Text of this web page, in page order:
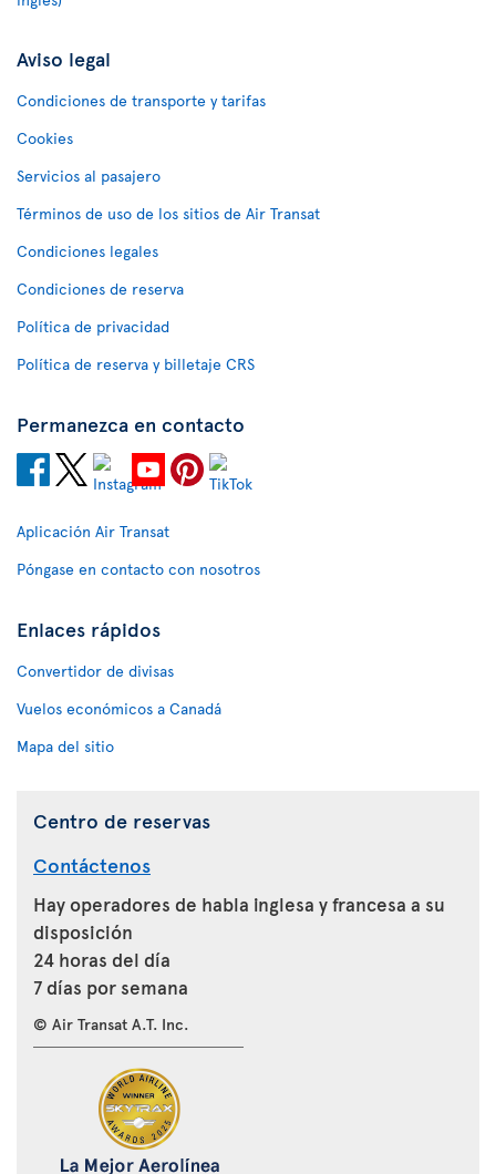
Aviso legal
Condiciones de transporte y tarifas
Cookies
Servicios al pasajero
Términos de uso de los sitios de Air Transat
Condiciones legales
Condiciones de reserva
Política de privacidad
Política de reserva y billetaje CRS
Permanezca en contacto
Aplicación Air Transat
Póngase en contacto con nosotros
Enlaces rápidos
Convertidor de divisas
Vuelos económicos a Canadá
Mapa del sitio
Centro de reservas
Contáctenos
Hay operadores de habla inglesa y francesa a su
disposición
24 horas del día
7 días por semana
© Air Transat A.T. Inc.